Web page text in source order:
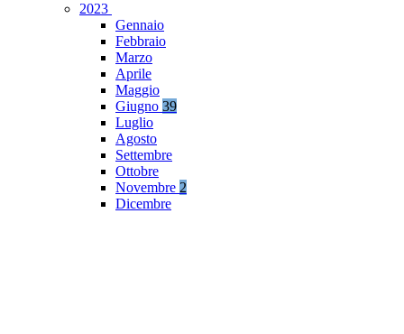
2023
Gennaio
Febbraio
Marzo
Aprile
Maggio
Giugno 39
Luglio
Agosto
Settembre
Ottobre
Novembre 2
Dicembre